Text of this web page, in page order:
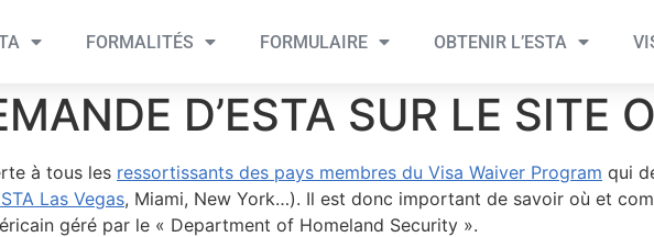
FORMALITÉS FORMULAIRE OBTENIR L’ESTA
D’ESTA SUR LE SITE
à tous les ressortissants des pays membres du Visa Waiver Program qui
Las Vegas, Miami, New York…). Il est donc important de savoir où et
géré par le « Department of Homeland Security ».